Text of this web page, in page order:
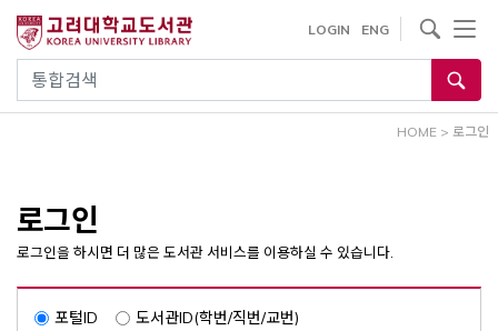
건
통합검색
LOGIN ENG
사이트내 검색
HOME > 로그인
로그인
로그인을 하시면 더 많은 도서관 서비스를 이용하실 수 있습니다.
포털ID 도서관ID(학번/직번/교번)